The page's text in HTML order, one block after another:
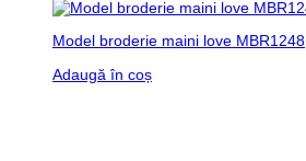
Model broderie maini love MBR1248
Adaugă în coș